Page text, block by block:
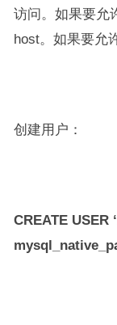
访问。如果要允
host。如果要允
创建用户：
CREATE USER